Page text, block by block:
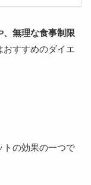
無理な食事制限
おすすめのダイエ
トの効果の一つで